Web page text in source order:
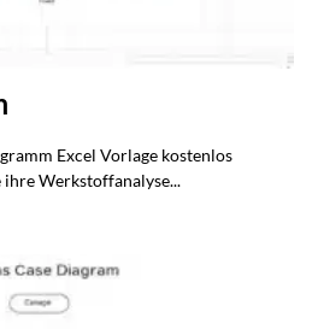
Excel Vorlage kostenlos
Werkstoffanalyse...